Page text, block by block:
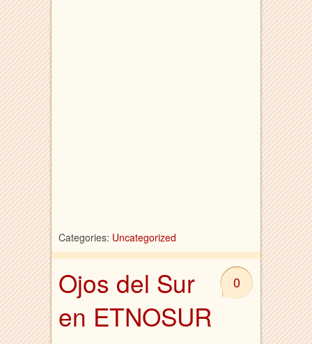
Categories: Uncategorized
0
Ojos del Sur
en ETNOSUR